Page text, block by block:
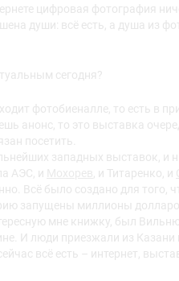
цифровая фотография
души: всё есть, а душа из
сегодня?
фотобиеналле, то есть в
анонс, то это выставка
посетить.
западных выставок, и
АЭС, и
, и Титаренко, и
Всё было создано для того,
запущены миллионы
мне книжку, был
И люди приезжали из Казани
всё есть – интернет,